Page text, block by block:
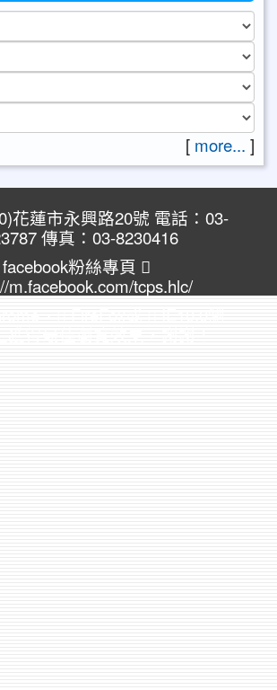
[ more... ]
花蓮市永興路20號 電話：03-
傳真：03-8230416
facebook粉絲專頁
m.facebook.com/tcps.hlc/